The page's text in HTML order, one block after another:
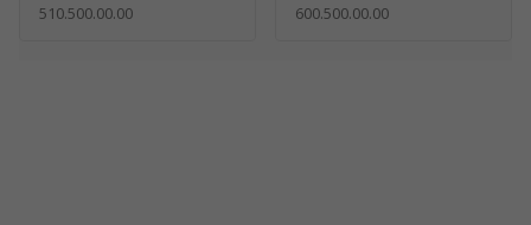
510.500.00.00 600.500.00.00